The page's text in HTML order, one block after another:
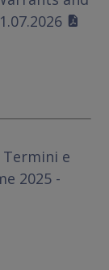
e
2025 -